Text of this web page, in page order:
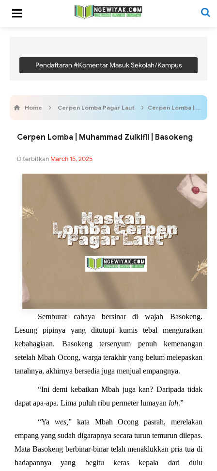
Pendaftaran #Komentar Masuk Sekolah/Kampus
Home Cerpen Lomba Pagar Laut Cerpen Lomba | Muhammad Zulkifli | Basokeng
Cerpen Lomba | Muhammad Zulkifli | Basokeng
Diterbitkan March 15, 2025
Semburat cahaya bersinar di wajah Basokeng.
Lesung pipinya yang ditutupi kumis tebal menguratkan
kebahagiaan. Basokeng tersenyum penuh kemenangan
setelah Mbah Ocong, warga terakhir yang belum melepaskan
tanahnya, akhirnya bersedia juga menjual empangnya.
“Ini demi kebaikan Mbah juga kan? Daripada tidak
dapat apa-apa. Lima puluh ribu permeter lumayan loh.”
“Ya wes, ” kata Mbah Ocong pasrah, merelakan
empang yang sudah digarapnya secara turun temurun dilepas.
Mata Basokeng berbinar-binar telah menaklukkan pria tua di
hadapannya yang begitu keras kepala dari dulu